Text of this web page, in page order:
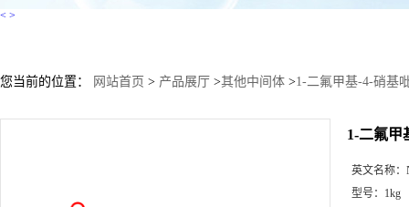
< >
您当前的位置： 网站首页 > 产品展厅 >其他中间体 >1-二氟甲基-4-硝基
1-二氟甲
英文名称：
型号： 1kg